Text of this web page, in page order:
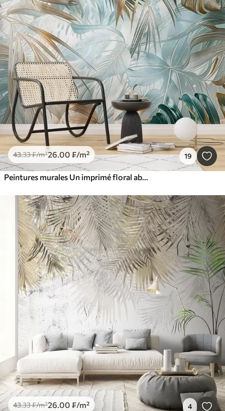
43.33₣/m²26.00 ₣/m² 19
Peintures murales Un imprimé floral abstrait tropical avec de grandes feuilles de palmier dans des tons bleus et beiges crée une atmosphère luxuriante
43.33₣/m²26.00 ₣/m² 4